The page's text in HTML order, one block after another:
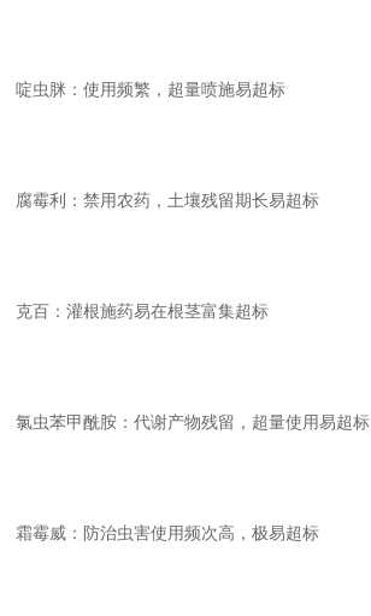
啶虫脒：使用频繁，超量喷施易超标
腐霉利：禁用农药，土壤残留期长易超标
克百：灌根施药易在根茎富集超标
氯虫苯甲酰胺：代谢产物残留，超量使用易超标
霜霉威：防治虫害使用频次高，极易超标